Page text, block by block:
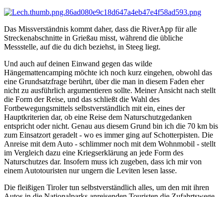
Das Missverständnis kommt daher, dass die RiverApp für alle
Streckenabschnitte in Grießau misst, während die übliche
Messstelle, auf die du dich beziehst, in Steeg liegt.
Und auch auf deinen Einwand gegen das wilde
Hängemattencamping möchte ich noch kurz eingehen, obwohl das
eine Grundsatzfrage berührt, über die man in diesem Faden eher
nicht zu ausführlich argumentieren sollte. Meiner Ansicht nach stellt
die Form der Reise, und das schließt die Wahl des
Fortbewegungsmittels selbstverständlich mit ein, eines der
Hauptkriterien dar, ob eine Reise dem Naturschutzgedanken
entspricht oder nicht. Genau aus diesem Grund bin ich die 70 km bis
zum Einsatzort geradelt - wo es immer ging auf Schotterpisten. Die
Anreise mit dem Auto - schlimmer noch mit dem Wohnmobil - stellt
im Vergleich dazu eine Kriegserklärung an jede Form des
Naturschutzes dar. Insofern muss ich zugeben, dass ich mir von
einem Autotouristen nur ungern die Leviten lesen lasse.
Die fleißigen Tiroler tun selbstverständlich alles, um den mit ihren